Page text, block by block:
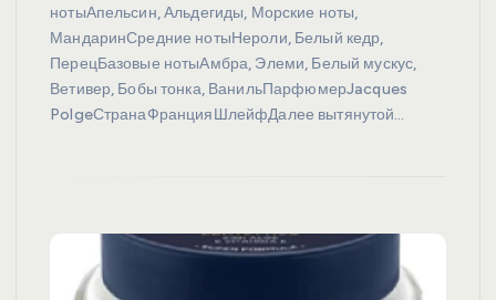
нотыАпельсин, Альдегиды, Морские ноты,
МандаринСредние нотыНероли, Белый кедр,
ПерецБазовые нотыАмбра, Элеми, Белый мускус,
Ветивер, Бобы тонка, ВанильПарфюмерJacques
PolgeСтранаФранцияШлейфДалее вытянутой…